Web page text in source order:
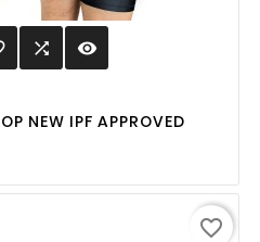
 visibility
NEW IPF APPROVED
favorite_border